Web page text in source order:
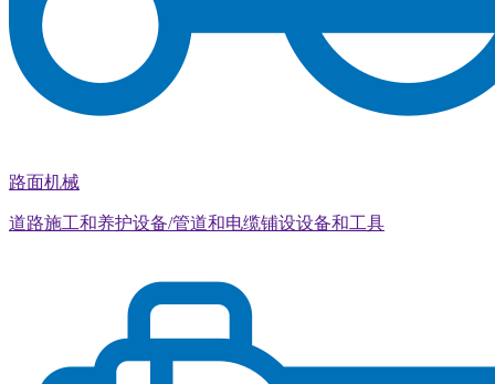
路面机械
道路施工和养护设备/管道和电缆铺设设备和工具